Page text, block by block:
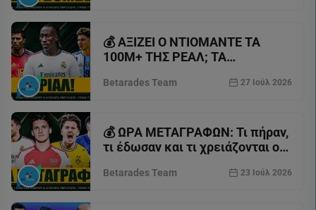
💰 ΑΞΙΖΕΙ Ο ΝΤΙΟΜΑΝΤΕ ΤΑ
100Μ+ ΤΗΣ ΡΕΑΛ; ΤΑ
ΣΥΝΕΧΙΖΟΝΤΑΙ ⚽
Betarades Team 27 Ιούλ 2026
💰 ΩΡΑ ΜΕΤΑΓΡΑΦΩΝ: Τι πήραν,
τι έδωσαν και τι χρειάζονται οι
Betarades Team 23 Ιούλ 2026